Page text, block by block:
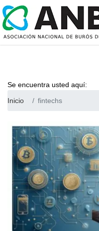
Se encuentra usted aquí:
Inicio
fintechs